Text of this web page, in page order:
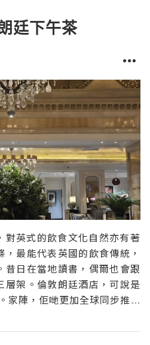
廷下午茶
對英式的飲食文化自然亦有著
最能代表英國的飲食傳統，
昔日在當地讀書，偶爾也會跟
層架。倫敦朗廷酒店，可說是
家陣，佢哋更加全球同步推出
酒店，亦將書中收錄的經典咸